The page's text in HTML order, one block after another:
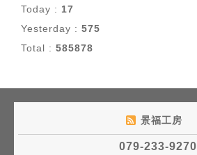
Today : 17
Yesterday : 575
Total : 585878
景福工房
079-233-9270